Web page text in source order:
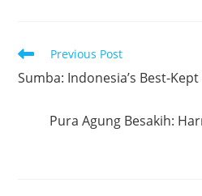
Read
articles
Previous Post
Sumba: Indonesia’s Best-
Pura Agung Besakih: